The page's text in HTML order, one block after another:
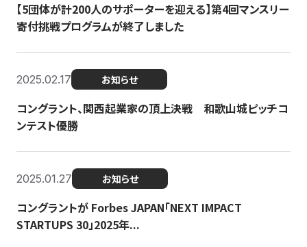
【5団体が計200人のサポーターを迎える】​​第4回マンスリー
寄付挑戦プログラムが終了しました
2025.02.17 お知らせ
コングラント、関西起業家の頂上決戦 和歌山城ピッチコ
ンテスト優勝
2025.01.27 お知らせ
コングラントが Forbes JAPAN「NEXT IMPACT
STARTUPS 30」2025年...